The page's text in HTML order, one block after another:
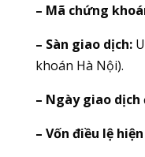
– Mã chứng
– Sàn giao dịch:
khoán Hà Nội).
– Ngày giao
– Vốn điều lệ